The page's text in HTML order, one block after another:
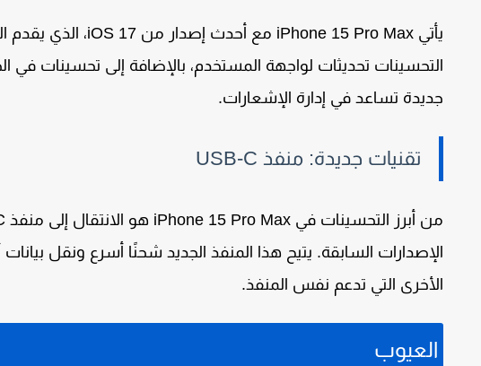
يأتي iPhone 15 Pro Max مع أحدث إصدار من iOS 17، الذي يقدم
التحسينات تحديثات لواجهة المستخدم، بالإضافة إلى تحسينات في
جديدة تساعد في إدارة الإشعارات.
تقنيات جديدة: منفذ USB-C
من أبرز التحسينات في iPhone 15 Pro Max هو الانتقال إلى منفذ USB-C
الإصدارات السابقة. يتيح هذا المنفذ الجديد شحنًا أسرع ونقل
الأخرى التي تدعم نفس المنفذ.
العيوب